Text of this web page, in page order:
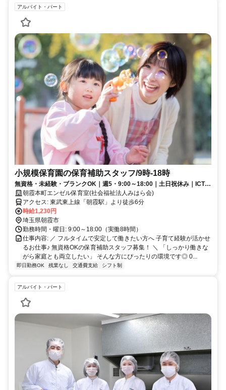
アルバイト・パート
小規模保育園の保育補助スタッフ/9時‐18時
無資格・未経験・ブランクOK｜週5・9:00～18:00｜土日祝休み｜ICTシ
ステムあり｜マイカー通勤可
朝霞本町エンゼル保育室(社会福祉法人みはら会)
アクセス: 東武東上線「朝霞駅」より徒歩6分
時給1,230円
埼玉県朝霞市
勤務時間・曜日: 9:00～18:00（実働8時間）
仕事内容: ／ フルタイムで安定して働きたい方へ 子育て経験が活かせ
るお仕事♪ 無資格OKの保育補助スタッフ募集！ ＼ 「しっかり働きな
がら家庭とも両立したい」 そんな方にぴったりの環境です◎ 0...
即日勤務OK 残業なし 交通費支給 シフト制
アルバイト・パート